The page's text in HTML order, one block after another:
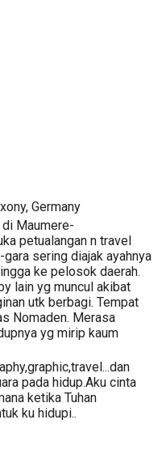
Germany
Maumere-
petualangan n travel
sering diajak ayahnya
ke pelosok daerah.
lain yg muncul akibat
utk berbagi. Tempat
Nomaden. Merasa
yg mirip kaum
pada hidup.Aku cinta
ketika Tuhan
ku hidupi..